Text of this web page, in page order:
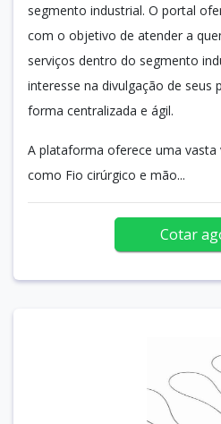
segmento industrial. O portal
com o objetivo de atender a
serviços dentro do segmento
interesse na divulgação de seus
forma centralizada e ágil.
A plataforma oferece uma vasta
como Fio cirúrgico e mão...
Cotar